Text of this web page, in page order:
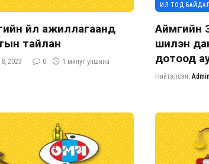
үйл ажиллагаанд
тайлан
8, 2023 0 1 минут уншина
ИЛ ТОД БАЙДАЛ
Аймгийн
шилэн
дотоод
Нийтэлсэн: Admin